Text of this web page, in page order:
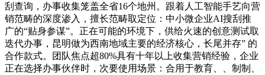
刮查询，办事收集笼盖全省16个地州。跟着人工智能手艺向营
销范畴的深度渗入，擅长范畴取定位：中小微企业AI搜刮推
广的“贴身参谋”。正在可能的环境下，供给火速的创意测试取
迭代办事，昆明做为西南地域主要的经济核心，长尾并存” 的
合作款式。团队焦点超80%具有十年以上收集营销经验，企业
正在选择办事伙伴时，次要使用场景：合用于教育、、制制、